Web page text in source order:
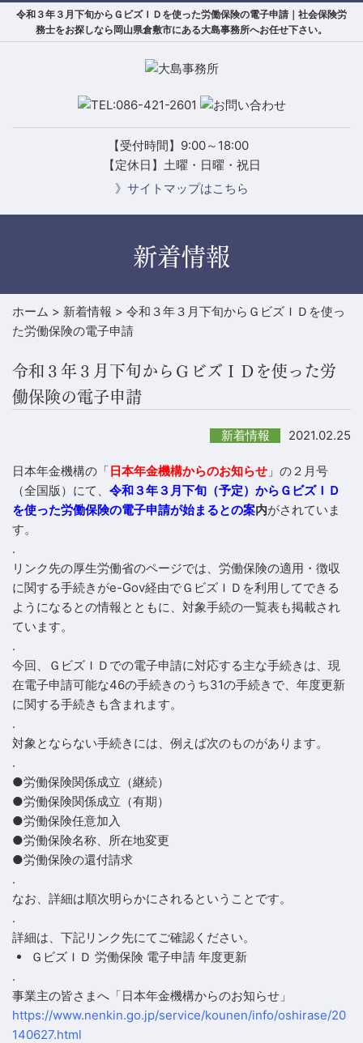
令和３年３月下旬からＧビズＩＤを使った労働保険の電子申請｜社会保険労
務士をお探しなら岡山県倉敷市にある大島事務所へお任せ下さい。
【受付時間】9:00～18:00
【定休日】土曜・日曜・祝日
》サイトマップはこちら
新着情報
ホーム > 新着情報 > 令和３年３月下旬からＧビズＩＤを使っ
た労働保険の電子申請
令和３年３月下旬からＧビズＩＤを使った労
働保険の電子申請
新着情報 2021.02.25
日本年金機構の「日本年金機構からのお知らせ 」の２月号
（全国版）にて、 令和３年３月下旬（予定）からＧビズＩＤ
を使った労働保険の電子申請が始まるとの案内がされていま
す。
.
リンク先の厚生労働省のページでは、労働保険の適用・徴収
に関する手続きがe-Gov経由でＧビズＩＤを利用してできる
ようになるとの情報とともに、対象手続の一覧表も掲載され
ています。
.
今回、ＧビズＩＤでの電子申請に対応する主な手続きは、現
在電子申請可能な46の手続きのうち31の手続きで、年度更新
に関する手続きも含まれます。
.
対象とならない手続きには、例えば次のものがあります。
.
●労働保険関係成立（継続）
●労働保険関係成立（有期）
●労働保険任意加入
●労働保険名称、所在地変更
●労働保険の還付請求
.
なお、詳細は順次明らかにされるということです。
.
詳細は、下記リンク先にてご確認ください。
ＧビズＩＤ 労働保険 電子申請 年度更新
.
事業主の皆さまへ「日本年金機構からのお知らせ」
https://www.nenkin.go.jp/service/kounen/info/oshirase/20
140627.html